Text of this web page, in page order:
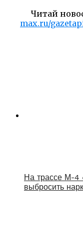
Читай
max.ru/
На трассе М-4
выбросить